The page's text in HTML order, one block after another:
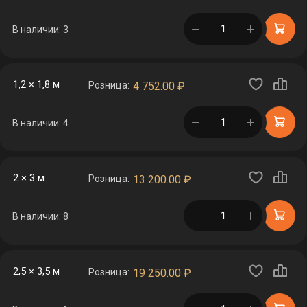
В наличии: 3 в корзине
1,2 × 1,8 м Розница: 4 752.00 ₽
В наличии: 4 в корзине
2 × 3 м Розница: 13 200.00 ₽
В наличии: 8 в корзине
2,5 × 3,5 м Розница: 19 250.00 ₽